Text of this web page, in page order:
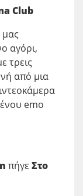
Club
μας
αγόρι,
τρεις
από μια
emo
πήγε Στο